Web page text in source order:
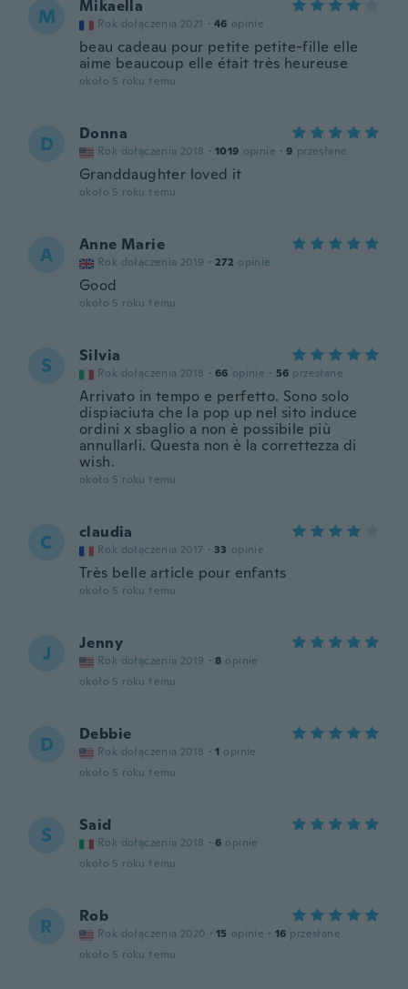
M Mikaella
Rok dołączenia 2021 · 46 opinie
beau cadeau pour petite petite-fille elle
aime beaucoup elle était très heureuse
około 5 roku temu
D Donna
Rok dołączenia 2018 · 1019 opinie · 9 przesłane
Granddaughter loved it
około 5 roku temu
A Anne Marie
Rok dołączenia 2019 · 272 opinie
Good
około 5 roku temu
S Silvia
Rok dołączenia 2018 · 66 opinie · 56 przesłane
Arrivato in tempo e perfetto. Sono solo
dispiaciuta che la pop up nel sito induce
ordini x sbaglio a non è possibile più
annullarli. Questa non è la correttezza di
wish.
około 5 roku temu
C claudia
Rok dołączenia 2017 · 33 opinie
Très belle article pour enfants
około 5 roku temu
J Jenny
Rok dołączenia 2019 · 8 opinie
około 5 roku temu
D Debbie
Rok dołączenia 2018 · 1 opinie
około 5 roku temu
S Said
Rok dołączenia 2018 · 6 opinie
około 5 roku temu
R Rob
Rok dołączenia 2020 · 15 opinie · 16 przesłane
około 5 roku temu